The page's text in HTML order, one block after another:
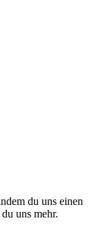
du uns einen
uns mehr.